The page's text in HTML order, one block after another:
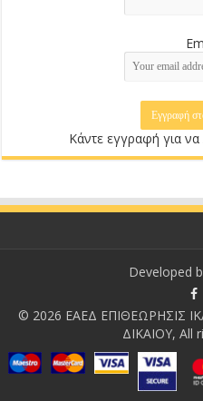
Κάντε εγγραφή για
Developed
© 2026 ΕΑΕΔ ΕΠΙΘΕΩΡΗΣΙΣ
ΔΙΚΑΙΟΥ, All